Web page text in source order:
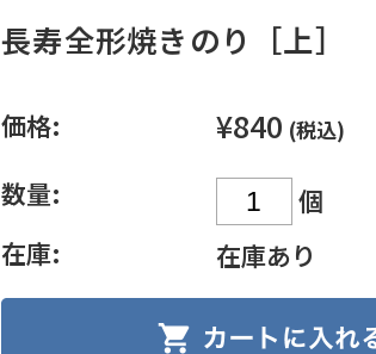
長寿全形焼きのり［上］
価格: ¥840 (税込)
数量:
個
在庫:
在庫あり